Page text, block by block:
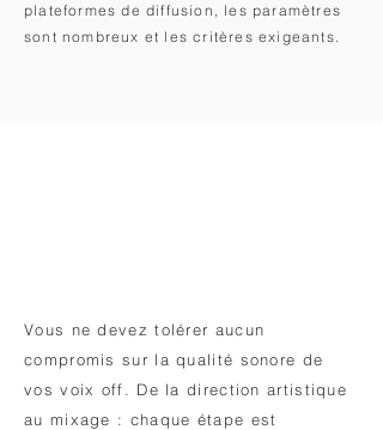
plateformes de diffusion, les paramètres
sont nombreux et les critères exigeants.
Vous ne devez tolérer aucun
compromis sur la qualité sonore de
vos voix off. De la direction artistique
au mixage : chaque étape est